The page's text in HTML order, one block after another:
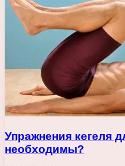
Упражнения кегеля
необходимы?